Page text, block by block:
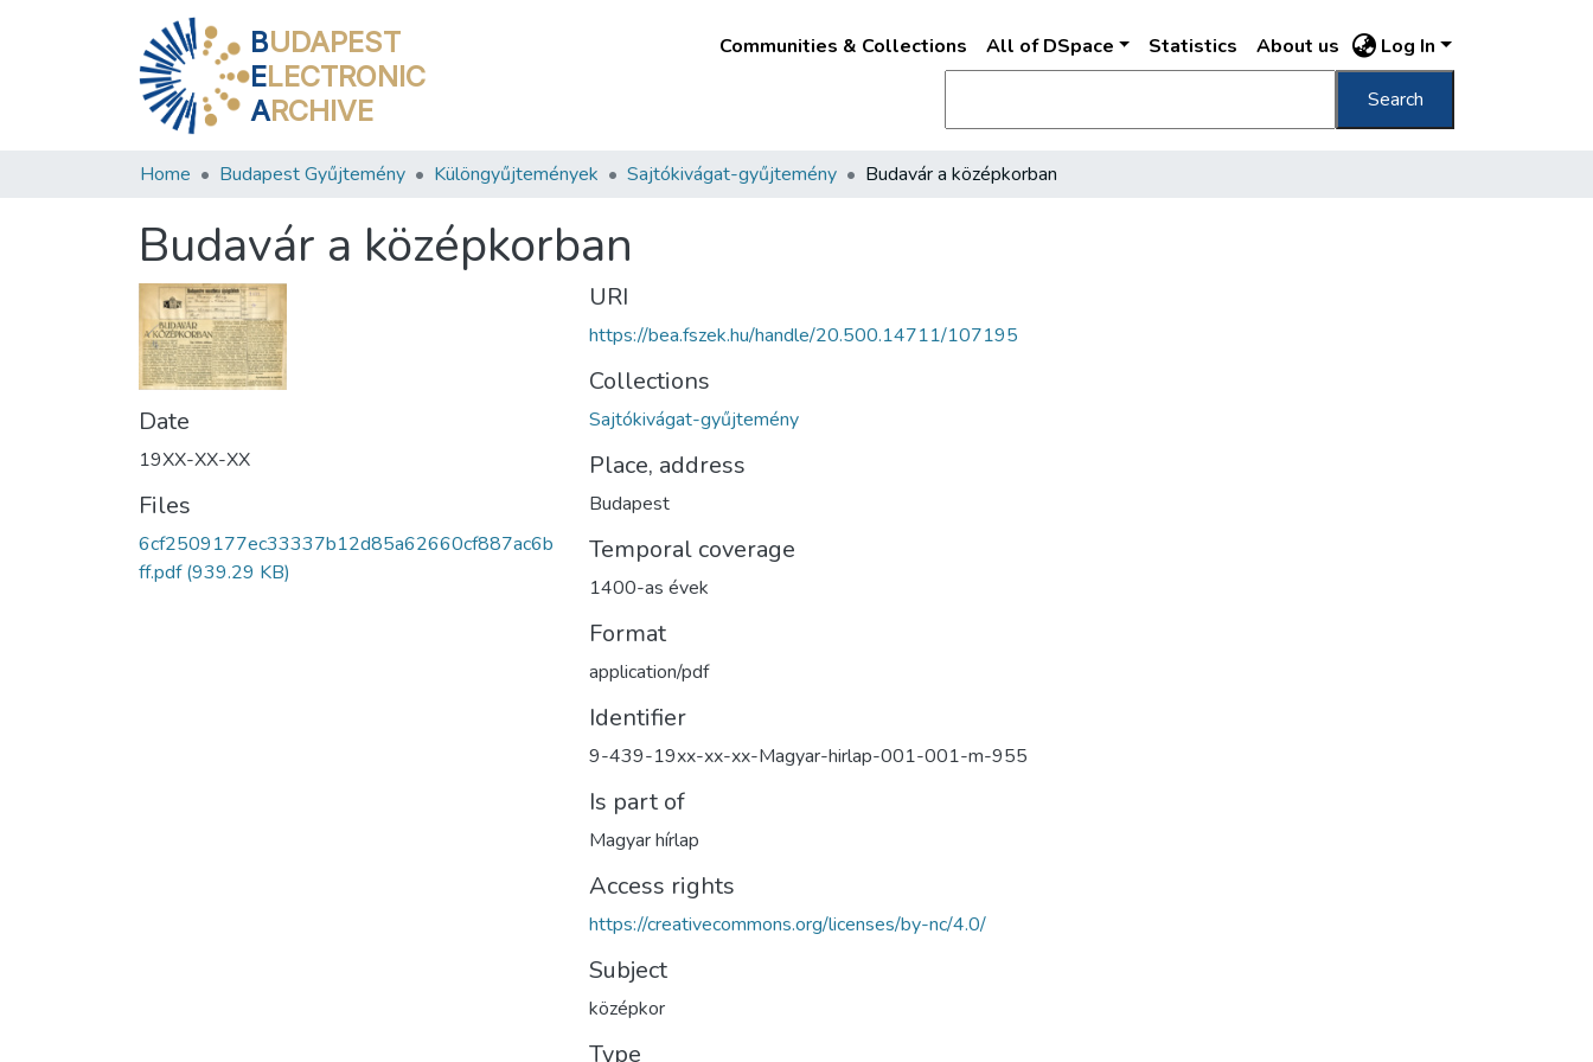
BUDAPEST
ELECTRONIC
ARCHIVE
Communities & Collections All of DSpace Statistics About us Log In
Search
Home Budapest Gyűjtemény Különgyűjtemények Sajtókivágat-gyűjtemény Budavár a középkorban
Budavár a középkorban
Date
19XX-XX-XX
Files
6cf2509177ec33337b12d85a62660cf887ac6b
ff.pdf(939.29 KB)
URI
https://bea.fszek.hu/handle/20.500.14711/107195
Collections
Sajtókivágat-gyűjtemény
Place, address
Budapest
Temporal coverage
1400-as évek
Format
application/pdf
Identifier
9-439-19xx-xx-xx-Magyar-hirlap-001-001-m-955
Is part of
Magyar hírlap
Access rights
https://creativecommons.org/licenses/by-nc/4.0/
Subject
középkor
Type